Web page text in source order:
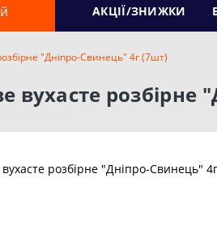
АКЦІЇ/ЗНИЖКИ
"Дніпро-Свинець" 4г (7шт)
вухасте розбірне